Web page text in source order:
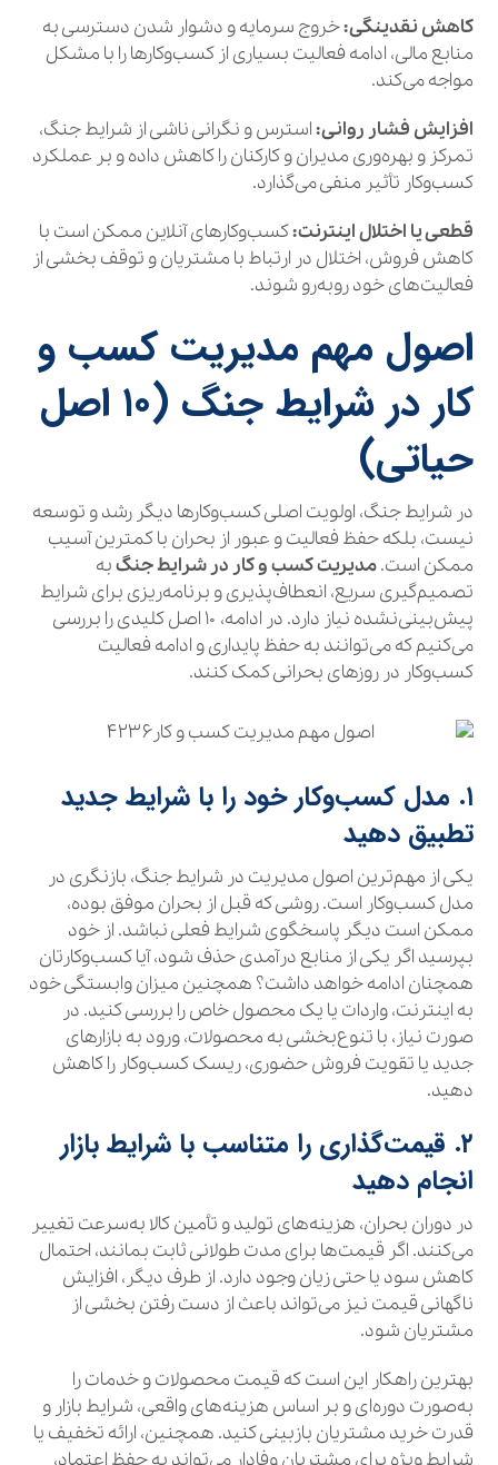
کاهش نقدینگی:خروج سرمایه و دشوار شدن دسترسی به
منابع مالی، ادامه فعالیت بسیاری از کسب‌وکارها را با مشکل
مواجه می‌کند.
افزایش فشار روانی:استرس و نگرانی ناشی از شرایط جنگ،
تمرکز و بهره‌وری مدیران و کارکنان را کاهش داده و بر عملکرد
کسب‌وکار تأثیر منفی می‌گذارد.
قطعی یا اختلال اینترنت:کسب‌وکارهای آنلاین ممکن است با
کاهش فروش، اختلال در ارتباط با مشتریان و توقف بخشی از
فعالیت‌های خود روبه‌رو شوند.
اصول مهم مدیریت کسب و
کار در شرایط جنگ (۱۰ اصل
حیاتی)
در شرایط جنگ، اولویت اصلی کسب‌وکارها دیگر رشد و توسعه
نیست، بلکه حفظ فعالیت و عبور از بحران با کمترین آسیب
ممکن است.مدیریت کسب و کار در شرایط جنگبه
تصمیم‌گیری سریع، انعطاف‌پذیری و برنامه‌ریزی برای شرایط
پیش‌بینی‌نشده نیاز دارد. در ادامه، ۱۰ اصل کلیدی را بررسی
می‌کنیم که می‌توانند به حفظ پایداری و ادامه فعالیت
کسب‌وکار در روزهای بحرانی کمک کنند.
۱. مدل کسب‌وکار خود را با شرایط جدید
تطبیق دهید
یکی از مهم‌ترین اصول مدیریت در شرایط جنگ، بازنگری در
مدل کسب‌وکار است. روشی که قبل از بحران موفق بوده،
ممکن است دیگر پاسخگوی شرایط فعلی نباشد. از خود
بپرسید اگر یکی از منابع درآمدی حذف شود، آیا کسب‌وکارتان
همچنان ادامه خواهد داشت؟ همچنین میزان وابستگی خود
به اینترنت، واردات یا یک محصول خاص را بررسی کنید. در
صورت نیاز، با تنوع‌بخشی به محصولات، ورود به بازارهای
جدید یا تقویت فروش حضوری، ریسک کسب‌وکار را کاهش
دهید.
۲. قیمت‌گذاری را متناسب با شرایط بازار
انجام دهید
در دوران بحران، هزینه‌های تولید و تأمین کالا به‌سرعت تغییر
می‌کنند. اگر قیمت‌ها برای مدت طولانی ثابت بمانند، احتمال
کاهش سود یا حتی زیان وجود دارد. از طرف دیگر، افزایش
ناگهانی قیمت نیز می‌تواند باعث از دست رفتن بخشی از
مشتریان شود.
بهترین راهکار این است که قیمت محصولات و خدمات را
به‌صورت دوره‌ای و بر اساس هزینه‌های واقعی، شرایط بازار و
قدرت خرید مشتریان بازبینی کنید. همچنین، ارائه تخفیف یا